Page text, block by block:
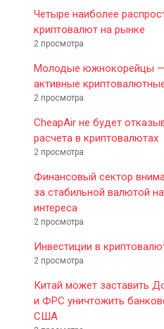
Четыре наиболее
криптовалют на рынке
2 просмотра
Молодые южнокорейцы
активные
2 просмотра
CheapAir не будет
расчета в криптовалютах
2 просмотра
Финансовый сектор
за стабильной валютой
интереса
2 просмотра
Инвестиции в
2 просмотра
Китай может заставить
и ФРС уничтожить
США